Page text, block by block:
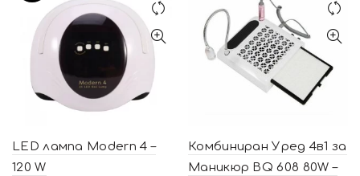
LED лампа Modern 4 –
120 W
Комбиниран Уред 4в1 за
Маникюр BQ 608 80W –